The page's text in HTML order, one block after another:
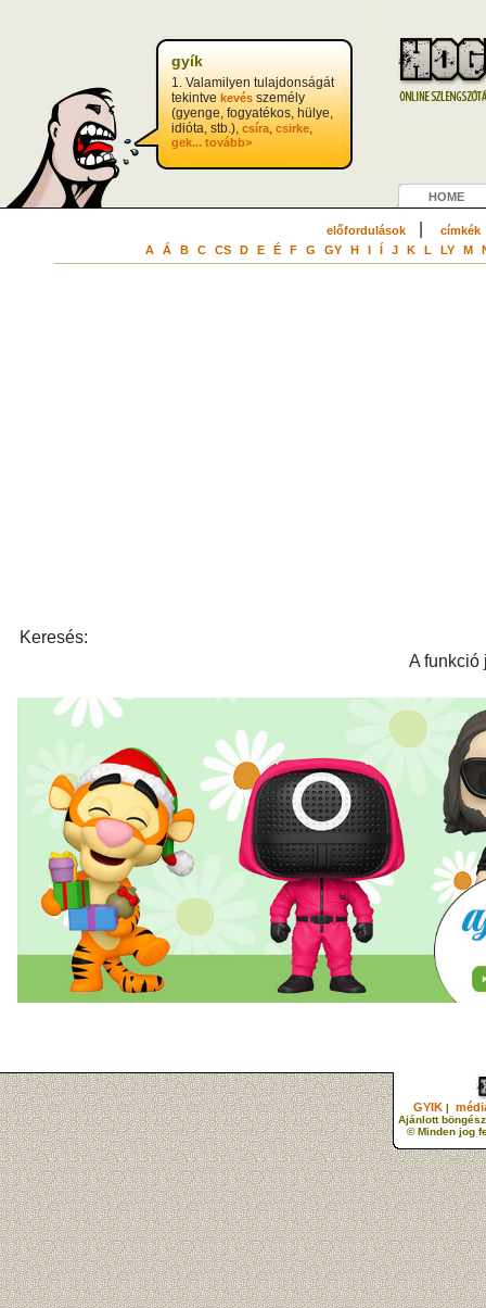
gyík
1. Valamilyen tulajdonságát
tekintve kevés személy
(gyenge, fogyatékos, hülye,
idióta, stb.), csíra, csirke,
gek... tovább>
HOME
előfordulások| címkék
A Á B C CS D E É F G GY H I Í J K L LY M
Keresés:
A funkció
GYIK |
Ajánlott
© Minden jog